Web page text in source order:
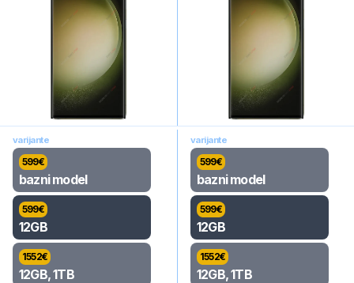
varijante
599€
bazni model
599€
12GB
1552€
12GB, 1TB
varijante
599€
bazni model
599€
12GB
1552€
12GB, 1TB